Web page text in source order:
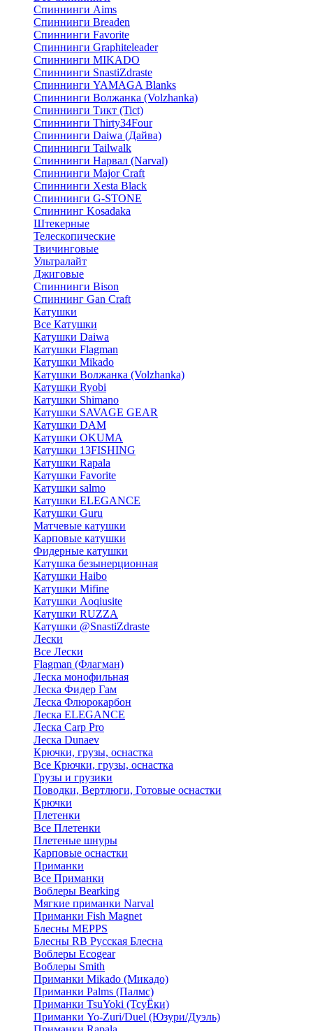
Спиннинги Aims
Спиннинги Breaden
Спиннинги Favorite
Спиннинги Graphiteleader
Спиннинги MIKADO
Спиннинги SnastiZdraste
Спиннинги YAMAGA Blanks
Спиннинги Волжанка (Volzhanka)
Спиннинги Тикт (Tict)
Спиннинги Thirty34Four
Спиннинги Daiwa (Дайва)
Спиннинги Tailwalk
Спиннинги Нарвал (Narval)
Спиннинги Major Craft
Спиннинги Xesta Black
Спиннинги G-STONE
Спиннинг Kosadaka
Штекерные
Телескопические
Твичинговые
Ультралайт
Джиговые
Спиннинги Bison
Спиннинг Gan Craft
Катушки
Все Катушки
Катушки Daiwa
Катушки Flagman
Катушки Mikado
Катушки Волжанка (Volzhanka)
Катушки Ryobi
Катушки Shimano
Катушки SAVAGE GEAR
Катушки DAM
Катушки OKUMA
Катушки 13FISHING
Катушки Rapala
Катушки Favorite
Катушки salmo
Катушки ELEGANCE
Катушки Guru
Матчевые катушки
Карповые катушки
Фидерные катушки
Катушка безынерционная
Катушки Haibo
Катушки Mifine
Катушки Aoqiusite
Катушки RUZZA
Катушки @SnastiZdraste
Лески
Все Лески
Flagman (Флагман)
Леска монофильная
Леска Фидер Гам
Леска Флюрокарбон
Леска ELEGANCE
Леска Carp Pro
Леска Dunaev
Крючки, грузы, оснастка
Все Крючки, грузы, оснастка
Грузы и грузики
Поводки, Вертлюги, Готовые оснастки
Крючки
Плетенки
Все Плетенки
Плетеные шнуры
Карповые оснастки
Приманки
Все Приманки
Воблеры Bearking
Мягкие приманки Narval
Приманки Fish Magnet
Блесны MEPPS
Блесны RB Русская Блесна
Воблеры Ecogear
Воблеры Smith
Приманки Mikado (Микадо)
Приманки Palms (Палмс)
Приманки TsuYoki (ТсуЁки)
Приманки Yo-Zuri/Duel (Юзури/Дуэль)